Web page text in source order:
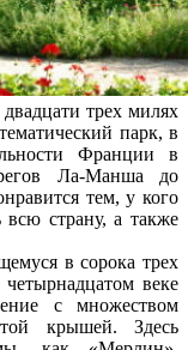
трех милях
парк, в
Франции в
Ла-Манша до
тем, у кого
всю страну, а также
в сорока трех
веке
с множеством
крышей. Здесь